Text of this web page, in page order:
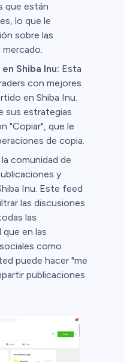
que están
lo que le
sobre las
Shiba Inu: Esta
con mejores
en Shiba Inu.
sus estrategias
"Copiar", que le
de copia.
comunidad de
y
Inu. Este feed
las discusiones
las
en las
como
puede hacer "me
publicaciones